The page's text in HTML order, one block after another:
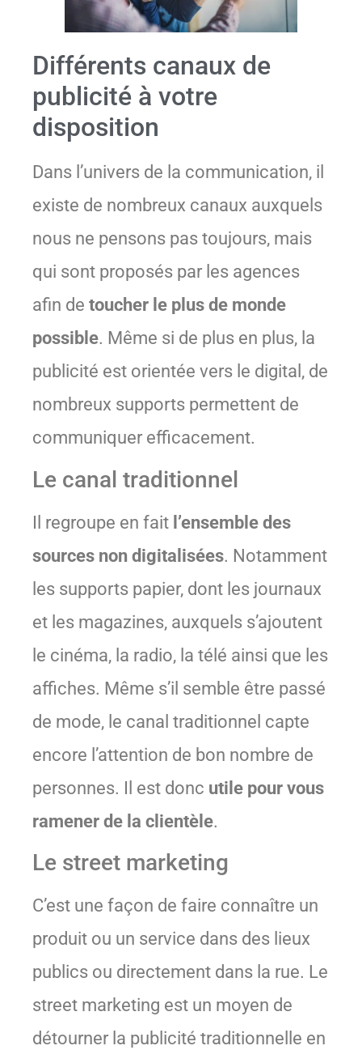
Différents canaux de
publicité à votre
disposition
Dans l’univers de la communication, il
existe de nombreux canaux auxquels
nous ne pensons pas toujours, mais
qui sont proposés par les agences
afin de toucher le plus de monde
possible. Même si de plus en plus, la
publicité est orientée vers le digital, de
nombreux supports permettent de
communiquer efficacement.
Le canal traditionnel
Il regroupe en fait l’ensemble des
sources non digitalisées. Notamment
les supports papier, dont les journaux
et les magazines, auxquels s’ajoutent
le cinéma, la radio, la télé ainsi que les
affiches. Même s’il semble être passé
de mode, le canal traditionnel capte
encore l’attention de bon nombre de
personnes. Il est donc utile pour vous
ramener de la clientèle.
Le street marketing
C’est une façon de faire connaître un
produit ou un service dans des lieux
publics ou directement dans la rue. Le
street marketing est un moyen de
détourner la publicité traditionnelle en